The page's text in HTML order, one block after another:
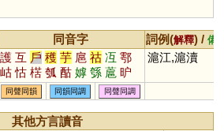
同音字 詞例(解釋) / 備
護 互 戶 穫 芋 扈 祜 冱 鄠
岵 怙 楛 瓠 酤 嫭 綔 蔰 昈
熩 雽 槴 婟 濩 頀 韄 臒 嫮
芐 枑 沍
滬江,滬瀆
同聲同韻 同韻同調 同聲同調
其他方言讀音